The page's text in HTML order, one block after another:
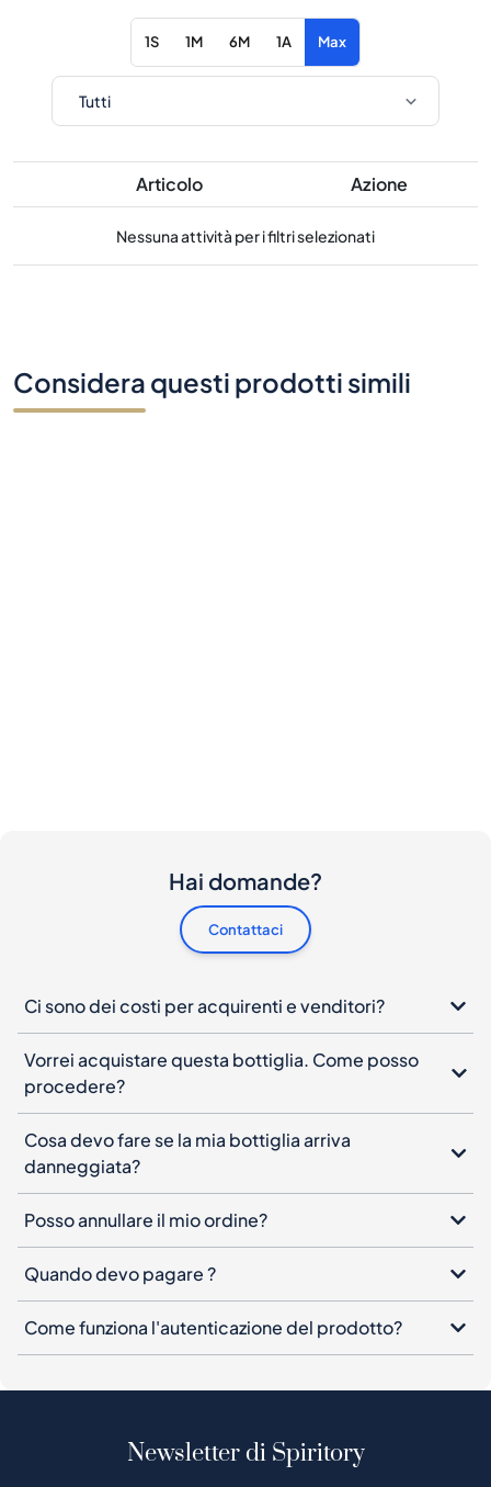
1S 1M 6M 1A Max
Articolo Azione
Nessuna attività per i filtri selezionati
Considera questi prodotti simili
Hai domande?
Contattaci
Ci sono dei costi per acquirenti e venditori?
Vorrei acquistare questa bottiglia. Come posso
procedere?
Cosa devo fare se la mia bottiglia arriva
danneggiata?
Posso annullare il mio ordine?
Quando devo pagare ?
Come funziona l'autenticazione del prodotto?
Newsletter di Spiritory